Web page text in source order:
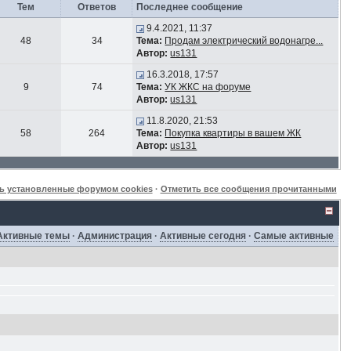
Тем Ответов Последнее сообщение
48 34
9.4.2021, 11:37
Тема: Продам электрический водонагре...
Автор: us131
9 74
16.3.2018, 17:57
Тема: УК ЖКС на форуме
Автор: us131
58 264
11.8.2020, 21:53
Тема: Покупка квартиры в вашем ЖК
Автор: us131
установленные форумом cookies· Отметить все сообщения прочитанными
темы ·Администрация ·Активные сегодня ·Самые активные